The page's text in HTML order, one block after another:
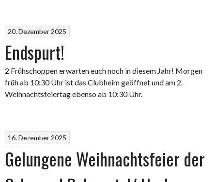
20. Dezember 2025
Endspurt!
2 Frühschoppen erwarten euch noch in diesem Jahr! Morgen
früh ab 10:30 Uhr ist das Clubheim geöffnet und am 2.
Weihnachtsfeiertag ebenso ab 10:30 Uhr.
16. Dezember 2025
Gelungene Weihnachtsfeier der